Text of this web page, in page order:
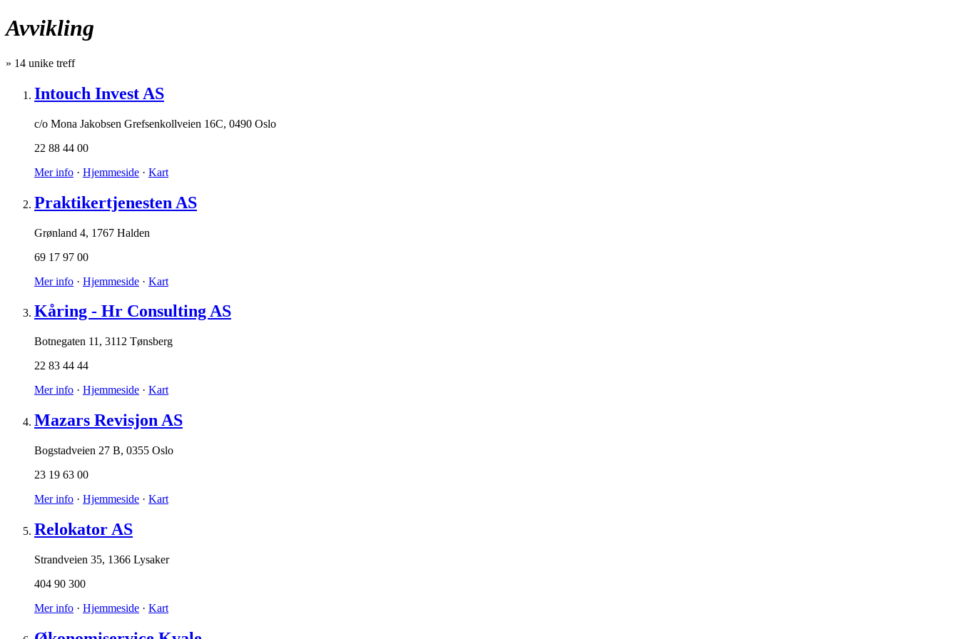
Avvikling
» 14 unike treff
Intouch Invest AS
c/o Mona Jakobsen Grefsenkollveien 16C, 0490 Oslo
22 88 44 00
Mer info · Hjemmeside · Kart
Praktikertjenesten AS
Grønland 4, 1767 Halden
69 17 97 00
Mer info · Hjemmeside · Kart
Kåring - Hr Consulting AS
Botnegaten 11 , 3112 Tønsberg
22 83 44 44
Mer info · Hjemmeside · Kart
Mazars Revisjon AS
Bogstadveien 27 B, 0355 Oslo
23 19 63 00
Mer info · Hjemmeside · Kart
Relokator AS
Strandveien 35, 1366 Lysaker
404 90 300
Mer info · Hjemmeside · Kart